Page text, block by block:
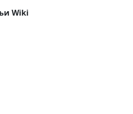
Wiki